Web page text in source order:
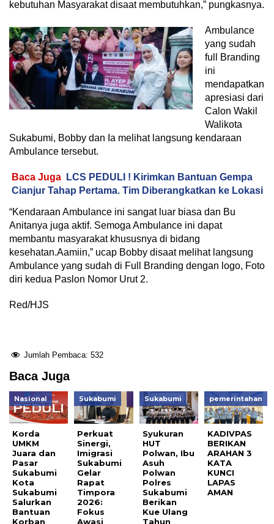
kebutuhan Masyarakat disaat membutuhkan,” pungkasnya.
Ambulance
yang sudah
full Branding
ini
mendapatkan
apresiasi dari
Calon Wakil
Walikota
Sukabumi, Bobby dan Ia melihat langsung kendaraan
Ambulance tersebut.
Baca Juga
LCS PEDULI ! Kirimkan Bantuan Gempa
Cianjur Tahap Pertama. Tim Diberangkatkan ke Lokasi
“Kendaraan Ambulance ini sangat luar biasa dan Bu
Anitanya juga aktif. Semoga Ambulance ini dapat
membantu masyarakat khususnya di bidang
kesehatan.Aamiin,” ucap Bobby disaat melihat langsung
Ambulance yang sudah di Full Branding dengan logo, Foto
diri kedua Paslon Nomor Urut 2.
Red/HJS
Jumlah Pembaca: 532
Baca Juga
Nasional
Korda
UMKM
Juara dan
Pasar
Sukabumi
Kota
Sukabumi
Salurkan
Bantuan
Korban
Sukabumi
Perkuat
Sinergi,
Imigrasi
Sukabumi
Gelar
Rapat
Timpora
2026:
Fokus
Awasi
Sukabumi
Syukuran
HUT
Polwan, Ibu
Asuh
Polwan
Polres
Sukabumi
Berikan
Kue Ulang
Tahun
pemerintahan
KADIVPAS
BERIKAN
ARAHAN 3
KATA
KUNCI
LAPAS
AMAN